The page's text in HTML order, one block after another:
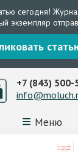
сегодня!
экземпляр
Меню
+7 (843) 500-